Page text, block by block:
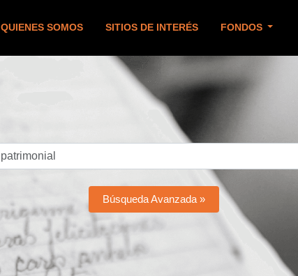
QUIENES SOMOS SITIOS DE INTERÉS FONDOS
Búsqueda Avanzada »